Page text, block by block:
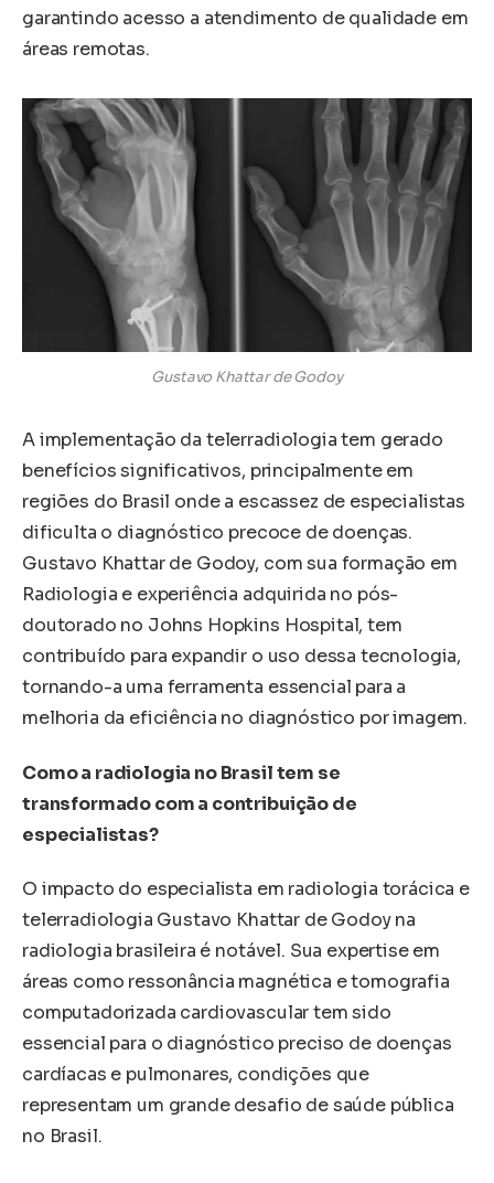
garantindo acesso a atendimento de qualidade em
áreas remotas.
Gustavo Khattar de Godoy
A implementação da telerradiologia tem gerado
benefícios significativos, principalmente em
regiões do Brasil onde a escassez de especialistas
dificulta o diagnóstico precoce de doenças.
Gustavo Khattar de Godoy, com sua formação em
Radiologia e experiência adquirida no pós-
doutorado no Johns Hopkins Hospital, tem
contribuído para expandir o uso dessa tecnologia,
tornando-a uma ferramenta essencial para a
melhoria da eficiência no diagnóstico por imagem.
Como a radiologia no Brasil tem se
transformado com a contribuição de
especialistas?
O impacto do especialista em radiologia torácica e
telerradiologia Gustavo Khattar de Godoy na
radiologia brasileira é notável. Sua expertise em
áreas como ressonância magnética e tomografia
computadorizada cardiovascular tem sido
essencial para o diagnóstico preciso de doenças
cardíacas e pulmonares, condições que
representam um grande desafio de saúde pública
no Brasil.